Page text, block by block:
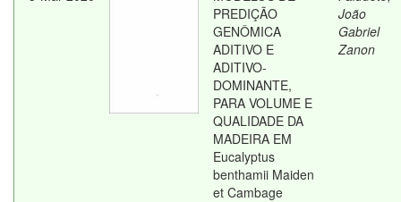
PREDIÇÃO
GENÔMICA
ADITIVO E
ADITIVO-
DOMINANTE,
PARA VOLUME E
QUALIDADE DA
MADEIRA EM
Eucalyptus
benthamii Maiden
et Cambage
João
Gabriel
Zanon